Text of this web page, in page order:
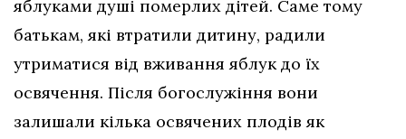
яблуками душі померлих дітей. Саме тому
батькам, які втратили дитину, радили
утриматися від вживання яблук до їх
освячення. Після богослужіння вони
залишали кілька освячених плодів як